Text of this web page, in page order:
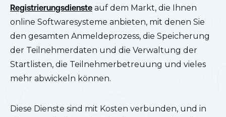
Registrierungsdienste auf dem Markt, die Ihnen
online Softwaresysteme anbieten, mit denen Sie
den gesamten Anmeldeprozess, die Speicherung
der Teilnehmerdaten und die Verwaltung der
Startlisten, die Teilnehmerbetreuung und vieles
mehr abwickeln können.
Diese Dienste sind mit Kosten verbunden, und in